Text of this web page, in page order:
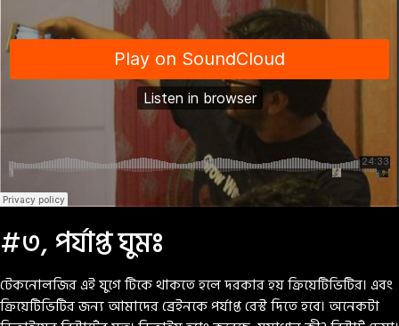
#৩, পর্যাপ্ত ঘুমঃ
টেকনোলজির এই যুগে টিকে থাকতে হলে দরকার হয় ক্রিয়েটিভিটির। এবং
ক্রিয়েটিভিটির জন্য আমাদের ব্রেইনকে পর্যাপ্ত রেস্ট দিতে হবে। অনেকটা